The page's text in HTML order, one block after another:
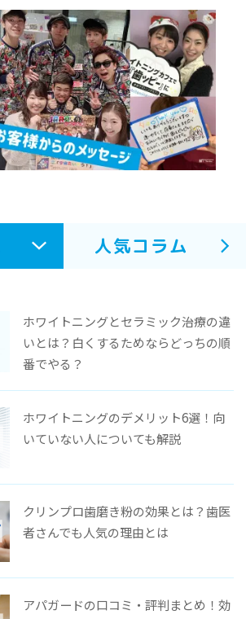
人気コラム
ホワイトニングとセラミック治療の違
いとは？白くするためならどっちの順
番でやる？
ホワイトニングのデメリット6選！向
いていない人についても解説
クリンプロ歯磨き粉の効果とは？歯医
者さんでも人気の理由とは
アパガードの口コミ・評判まとめ！効